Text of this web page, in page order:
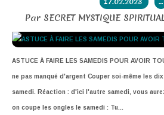
Par SECRET MYSTIQUE
ASTUCE À FAIRE LES SAMEDIS POUR AVOIR
ne pas manqué d'argent Couper soi-même les
samedi. Réaction : d'ici l'autre samedi, vous
on coupe les ongles le samedi : Tu...